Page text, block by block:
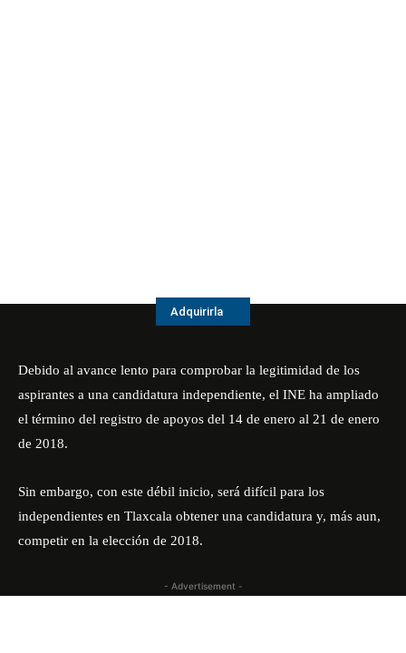
Adquirirla
Debido al avance lento para comprobar la legitimidad de los
aspirantes a una candidatura independiente, el INE ha ampliado
el término del registro de apoyos del 14 de enero al 21 de enero
de 2018.
Sin embargo, con este débil inicio, será difícil para los
independientes en Tlaxcala obtener una candidatura y, más aun,
competir en la elección de 2018.
- Advertisement -